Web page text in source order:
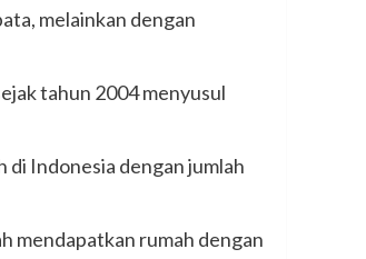
melainkan dengan
tahun 2004 menyusul
di Indonesia dengan jumlah
mendapatkan rumah dengan